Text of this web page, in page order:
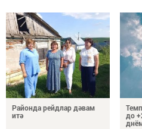
Районда рейдлар дәвам
итә
до